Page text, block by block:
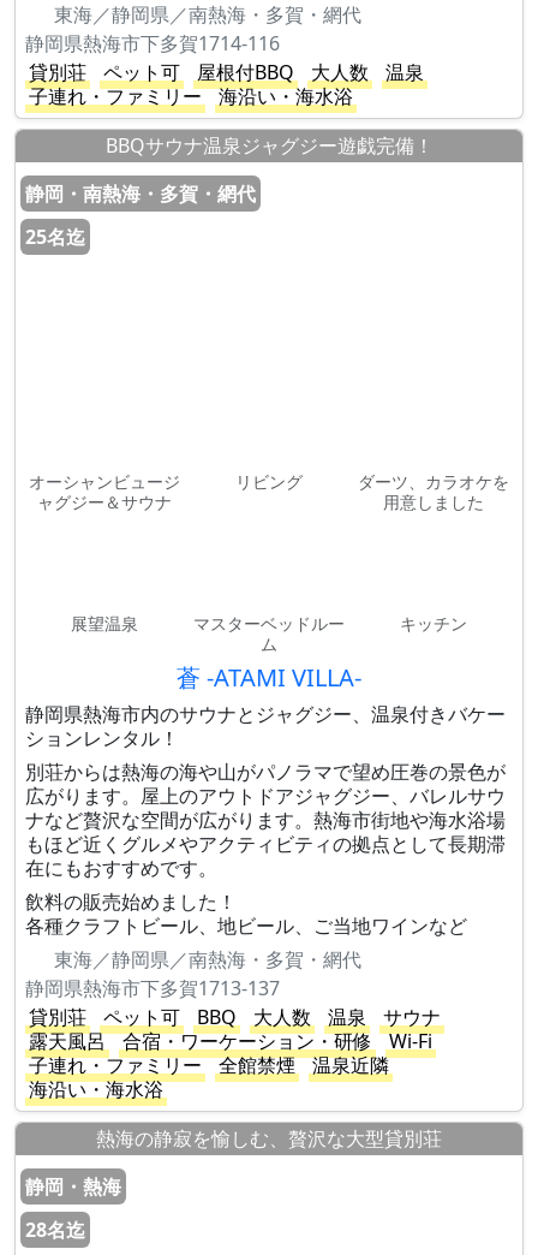
東海／静岡県／南熱海・多賀・網代
静岡県熱海市下多賀1714-116
貸別荘
ペット可 屋根付BBQ 大人数
温泉
子連れ・ファミリー
海沿い・海水浴
BBQサウナ温泉ジャグジー遊戯完備！
静岡・南熱海・多賀・網代
25名迄
オーシャンビュージ
ャグジー＆サウナ
リビング
ダーツ、カラオケを
用意しました
展望温泉
マスターベッドルー
ム
キッチン
蒼 -ATAMI VILLA-
静岡県熱海市内のサウナとジャグジー、温泉付きバケー
ションレンタル！
別荘からは熱海の海や山がパノラマで望め圧巻の景色が
広がります。屋上のアウトドアジャグジー、バレルサウ
ナなど贅沢な空間が広がります。熱海市街地や海水浴場
もほど近くグルメやアクティビティの拠点として長期滞
在にもおすすめです。
飲料の販売始めました！
各種クラフトビール、地ビール、ご当地ワインなど
東海／静岡県／南熱海・多賀・網代
静岡県熱海市下多賀1713-137
貸別荘
ペット可 BBQ 大人数 温泉
サウナ
露天風呂
合宿・ワーケーション・研修
Wi-Fi
子連れ・ファミリー
全館禁煙
温泉近隣
海沿い・海水浴
熱海の静寂を愉しむ、贅沢な大型貸別荘
静岡・熱海
28名迄